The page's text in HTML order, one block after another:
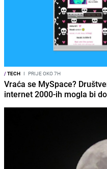
/TECH I PRIJE OKO 7H
Vraća se MySpace?
internet 2000-ih mogla bi